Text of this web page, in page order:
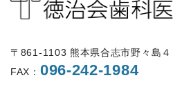
〒861-1103 熊本県合志市野々島４
FAX： 096-242-1984